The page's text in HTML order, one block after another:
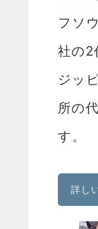
フソ
社の2
ジッ
所の
す。
詳し